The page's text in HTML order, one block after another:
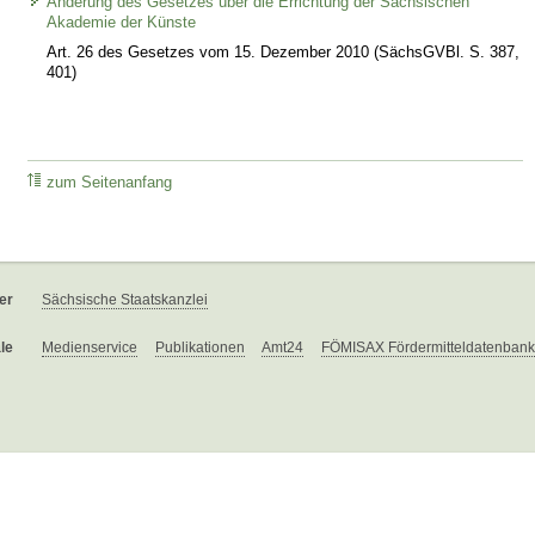
Akademie der Künste
Art. 26 des Gesetzes vom 15. Dezember 2010 (SächsGVBl. S. 387,
401)
zum Seitenanfang
Sächsische Staatskanzlei
Medienservice Publikationen Amt24 FÖMISAX Fördermitteldatenbank